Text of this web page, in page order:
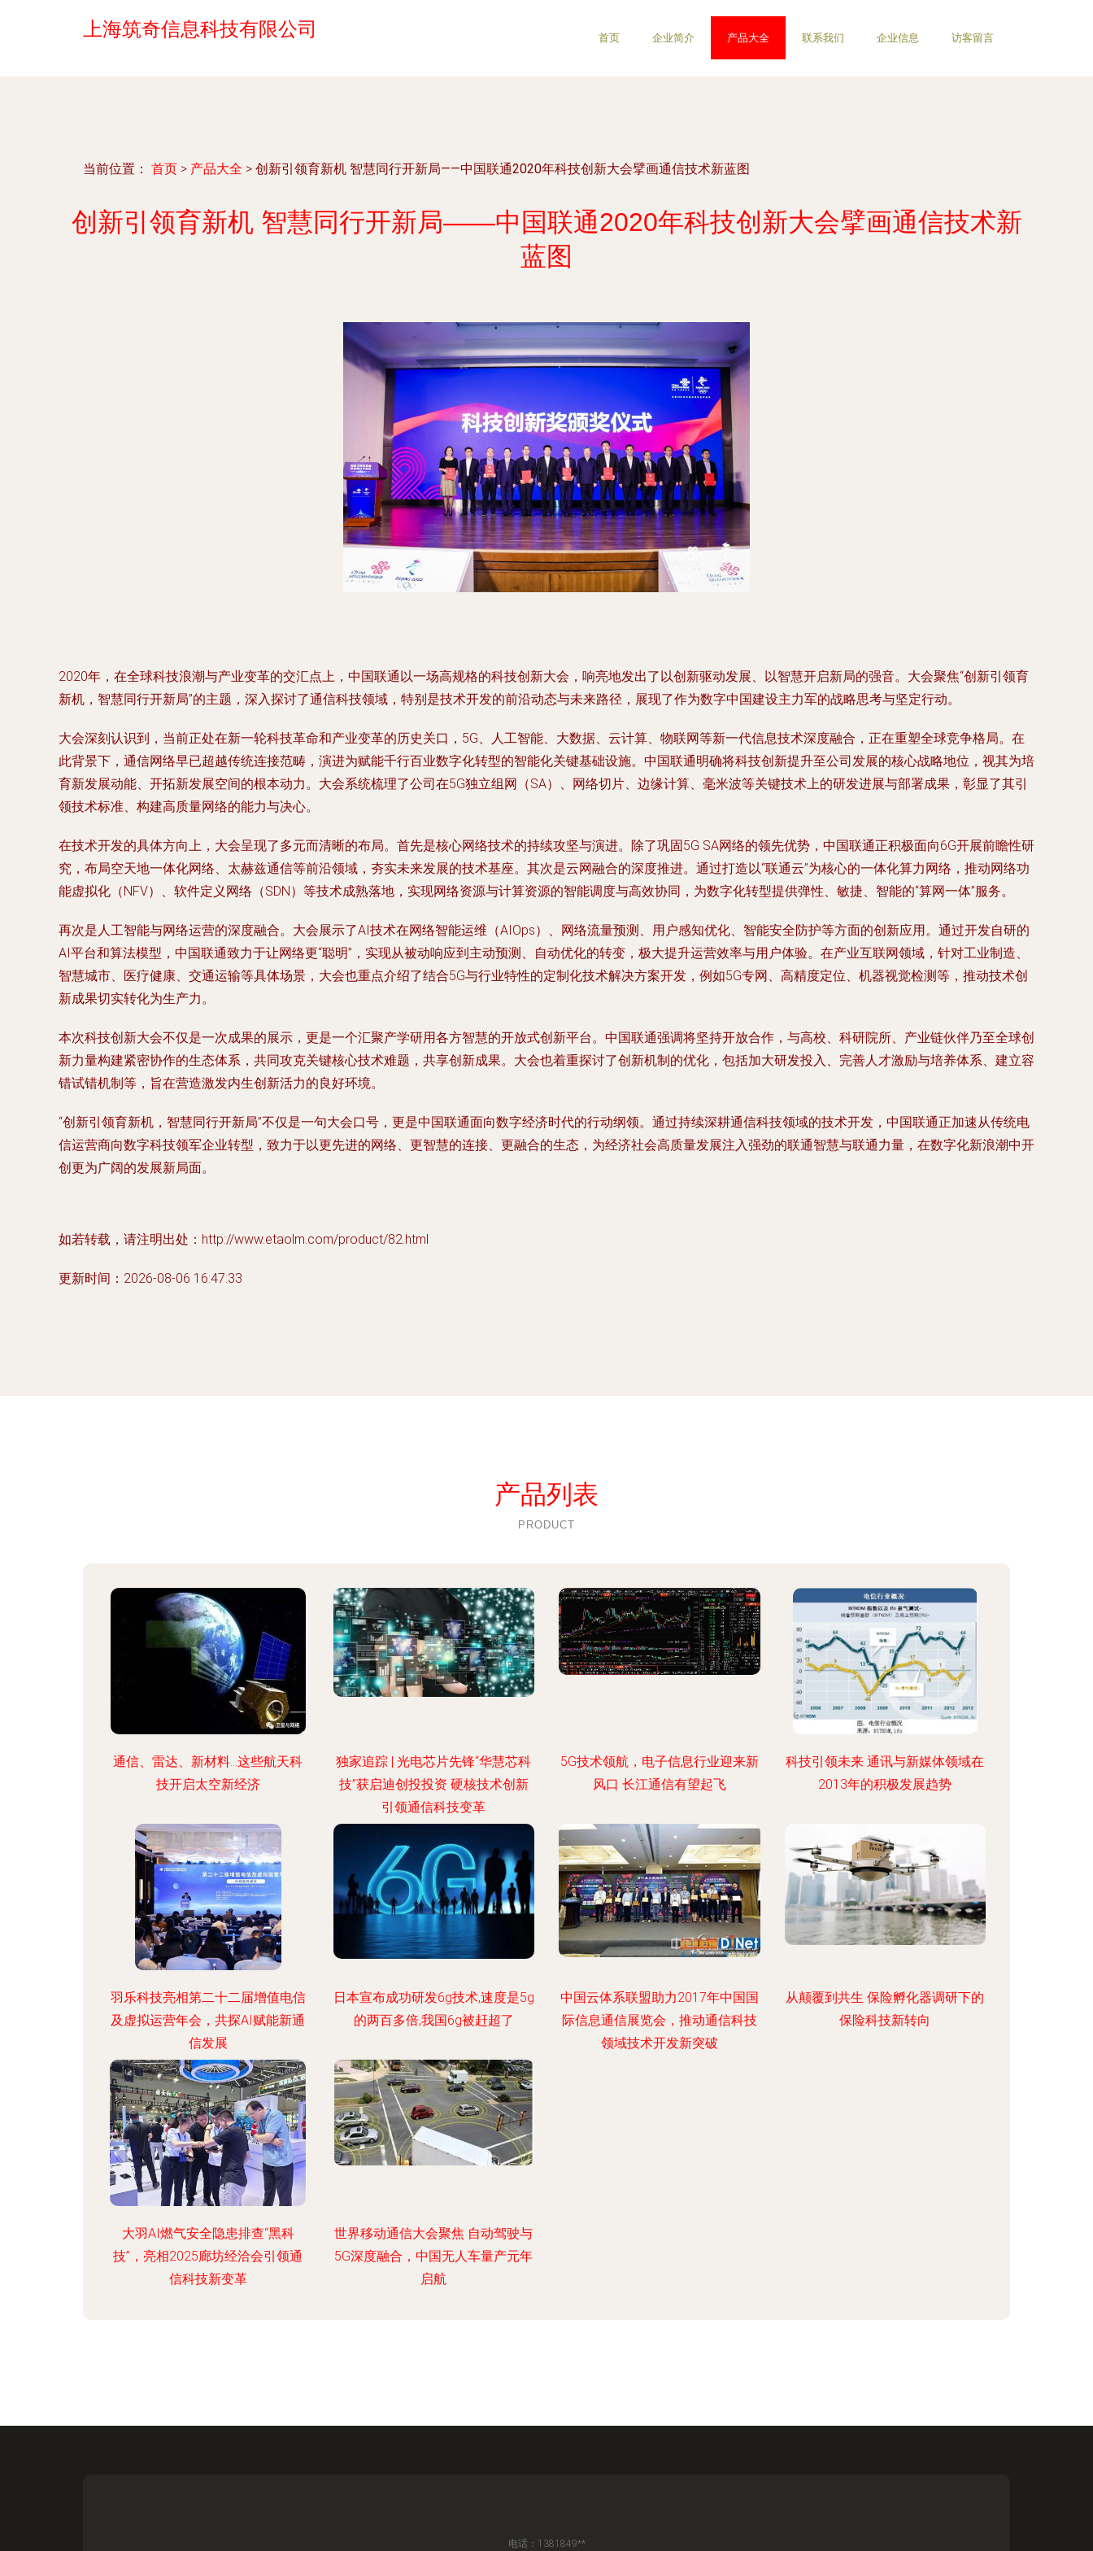
上海筑奇信息科技有限公司 首页 企业简介 产品大全 联系我们 企业信息 访客留言
当前位置： 首页 > 产品大全 > 创新引领育新机 智慧同行开新局——中国联通2020年科技创新大会擘画通信技术新蓝图
创新引领育新机 智慧同行开新局——中国联通2020年科技创新大会擘画通信技术新
蓝图
2020年，在全球科技浪潮与产业变革的交汇点上，中国联通以一场高规格的科技创新大会，响亮地发出了以创新驱动发展、以智慧开启新局的强音。大会聚焦“创新引领育
新机，智慧同行开新局”的主题，深入探讨了通信科技领域，特别是技术开发的前沿动态与未来路径，展现了作为数字中国建设主力军的战略思考与坚定行动。
大会深刻认识到，当前正处在新一轮科技革命和产业变革的历史关口，5G、人工智能、大数据、云计算、物联网等新一代信息技术深度融合，正在重塑全球竞争格局。在
此背景下，通信网络早已超越传统连接范畴，演进为赋能千行百业数字化转型的智能化关键基础设施。中国联通明确将科技创新提升至公司发展的核心战略地位，视其为培
育新发展动能、开拓新发展空间的根本动力。大会系统梳理了公司在5G独立组网（SA）、网络切片、边缘计算、毫米波等关键技术上的研发进展与部署成果，彰显了其引
领技术标准、构建高质量网络的能力与决心。
在技术开发的具体方向上，大会呈现了多元而清晰的布局。首先是核心网络技术的持续攻坚与演进。除了巩固5G SA网络的领先优势，中国联通正积极面向6G开展前瞻性研
究，布局空天地一体化网络、太赫兹通信等前沿领域，夯实未来发展的技术基座。其次是云网融合的深度推进。通过打造以“联通云”为核心的一体化算力网络，推动网络功
能虚拟化（NFV）、软件定义网络（SDN）等技术成熟落地，实现网络资源与计算资源的智能调度与高效协同，为数字化转型提供弹性、敏捷、智能的“算网一体”服务。
再次是人工智能与网络运营的深度融合。大会展示了AI技术在网络智能运维（AIOps）、网络流量预测、用户感知优化、智能安全防护等方面的创新应用。通过开发自研的
AI平台和算法模型，中国联通致力于让网络更“聪明”，实现从被动响应到主动预测、自动优化的转变，极大提升运营效率与用户体验。在产业互联网领域，针对工业制造、
智慧城市、医疗健康、交通运输等具体场景，大会也重点介绍了结合5G与行业特性的定制化技术解决方案开发，例如5G专网、高精度定位、机器视觉检测等，推动技术创
新成果切实转化为生产力。
本次科技创新大会不仅是一次成果的展示，更是一个汇聚产学研用各方智慧的开放式创新平台。中国联通强调将坚持开放合作，与高校、科研院所、产业链伙伴乃至全球创
新力量构建紧密协作的生态体系，共同攻克关键核心技术难题，共享创新成果。大会也着重探讨了创新机制的优化，包括加大研发投入、完善人才激励与培养体系、建立容
错试错机制等，旨在营造激发内生创新活力的良好环境。
“创新引领育新机，智慧同行开新局”不仅是一句大会口号，更是中国联通面向数字经济时代的行动纲领。通过持续深耕通信科技领域的技术开发，中国联通正加速从传统电
信运营商向数字科技领军企业转型，致力于以更先进的网络、更智慧的连接、更融合的生态，为经济社会高质量发展注入强劲的联通智慧与联通力量，在数字化新浪潮中开
创更为广阔的发展新局面。
如若转载，请注明出处：http://www.etaolm.com/product/82.html
更新时间：2026-08-06 16:47:33
产品列表
PRODUCT
通信、雷达、新材料…这些航天科
技开启太空新经济
独家追踪 | 光电芯片先锋“华慧芯科
技”获启迪创投投资 硬核技术创新
引领通信科技变革
5G技术领航，电子信息行业迎来新
风口 长江通信有望起飞
科技引领未来 通讯与新媒体领域在
2013年的积极发展趋势
羽乐科技亮相第二十二届增值电信
及虚拟运营年会，共探AI赋能新通
信发展
日本宣布成功研发6g技术,速度是5g
的两百多倍,我国6g被赶超了
中国云体系联盟助力2017年中国国
际信息通信展览会，推动通信科技
领域技术开发新突破
从颠覆到共生 保险孵化器调研下的
保险科技新转向
大羽AI燃气安全隐患排查“黑科
技”，亮相2025廊坊经洽会引领通
信科技新变革
世界移动通信大会聚焦 自动驾驶与
5G深度融合，中国无人车量产元年
启航
电话：1381849**